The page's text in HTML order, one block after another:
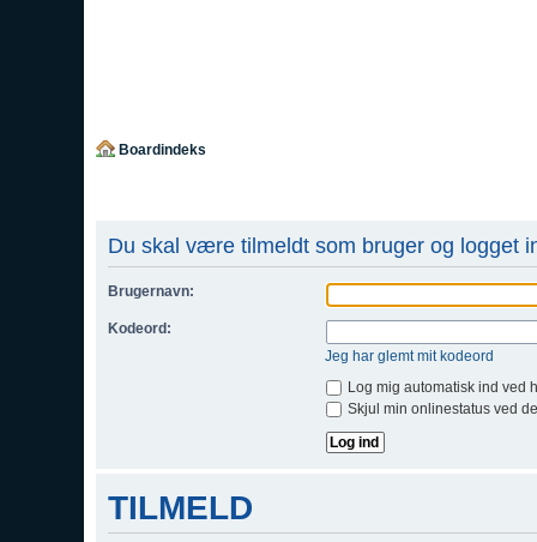
Boardindeks
Du skal være tilmeldt som bruger og logget
Brugernavn:
Kodeord:
Jeg har glemt mit kodeord
Log mig automatisk ind ved
Skjul min onlinestatus ved
TILMELD